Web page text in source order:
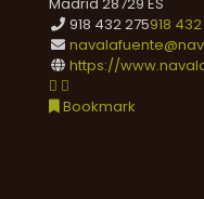
918 432 275918
https://
Bookmark